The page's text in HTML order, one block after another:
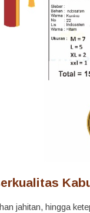
jahitan, hingga